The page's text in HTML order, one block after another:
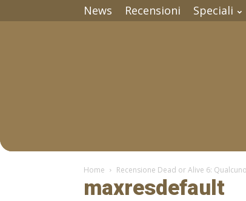
News Recensioni Speciali
Home Recensione Dead or Alive 6:
maxresdefault